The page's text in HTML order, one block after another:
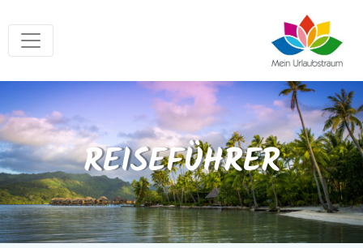
REISEFÜHRER